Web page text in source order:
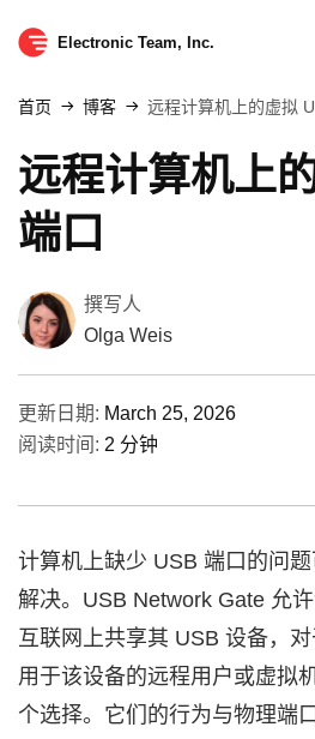
Electronic Team, Inc.
首页 博客 远程计算机上的虚拟
远程计算机上
端口
撰写人
Olga Weis
更新日期: March 25, 2026
阅读时间: 2 分钟
计算机上缺少 USB 端口的问
解决。USB Network Gate 允
互联网上共享其 USB 设备，
用于该设备的远程用户或虚拟
个选择。它们的行为与物理端